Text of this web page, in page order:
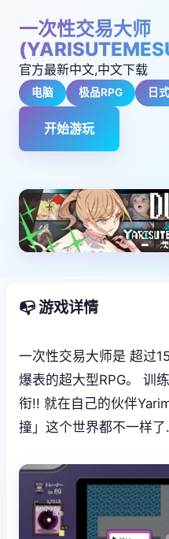
一次性交易大师
官方最新中文,中文下载
电脑 极品RPG 日
开始游玩
📭 游戏详情
一次性交易大师是 超过
爆表的超大型RPG。 训
衔!! 就在自己的伙伴
撞」这个世界都不一样